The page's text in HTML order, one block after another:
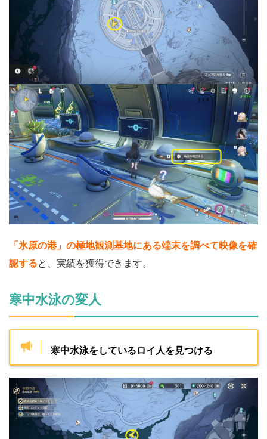
「氷原の港」の極地観測基地にある端末を調べて映像を確
認すると、実績を獲得できます。
寒中水泳の変人
寒中水泳をしているロイ人を見つける